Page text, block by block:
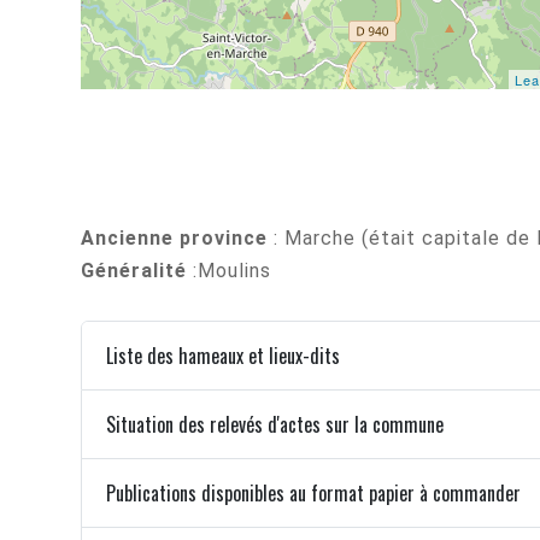
Ancienne province : Marche (était capitale de
Généralité :Moulins
Liste des hameaux et lieux-dits
Situation des relevés d'actes sur la commune
Publications disponibles au format papier à commander